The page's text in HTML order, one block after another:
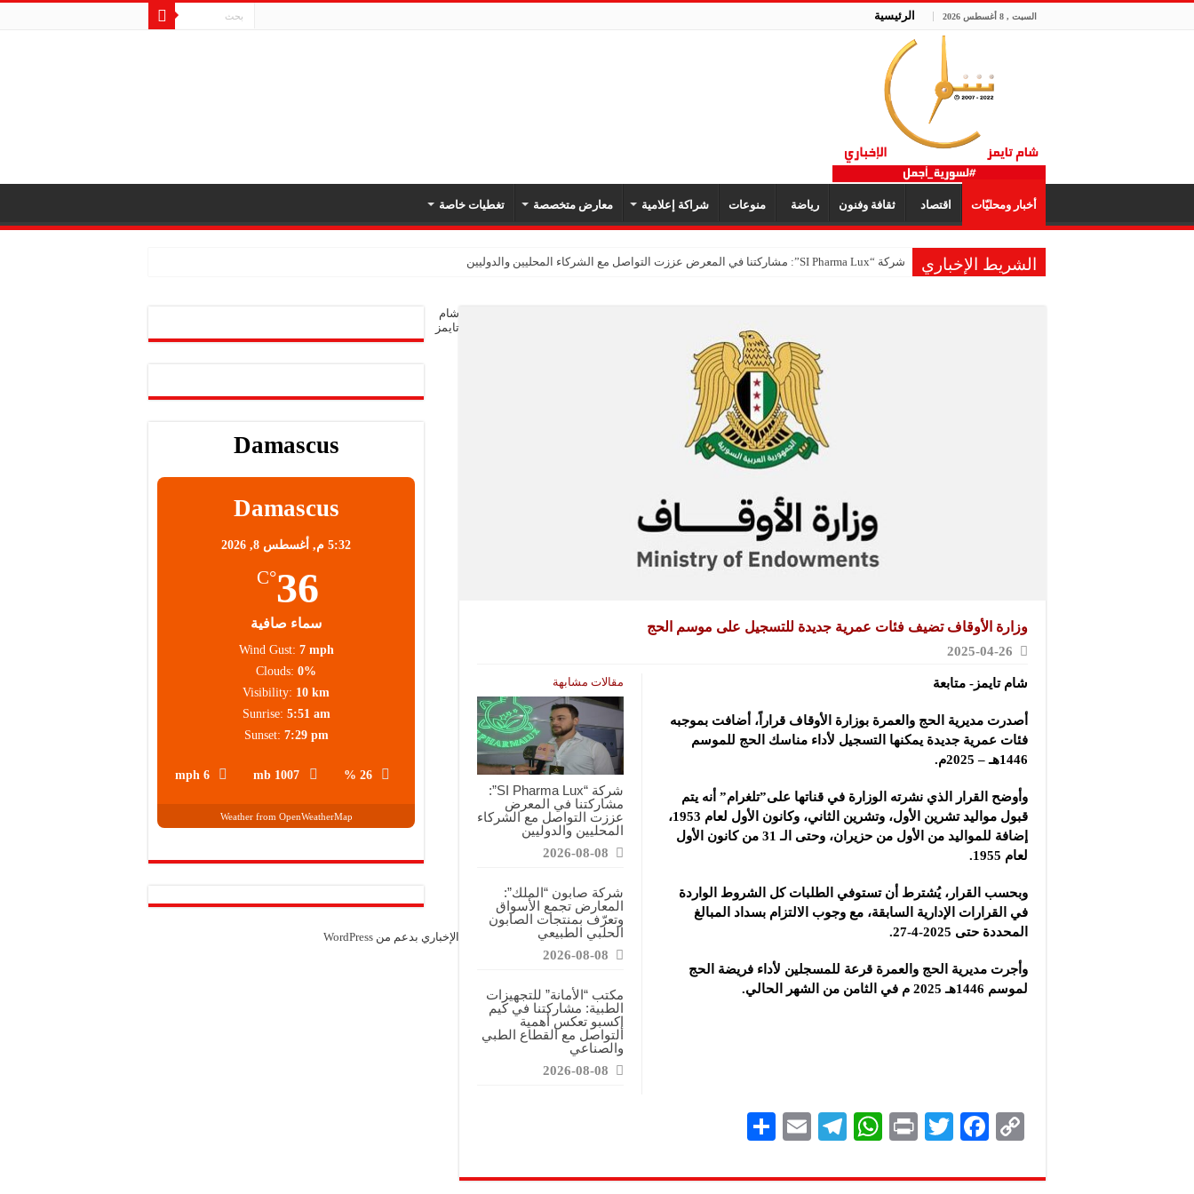
السبت , 8 أغسطس 2026 الرئيسية
أخبار ومحليّات اقتصاد ثقافة وفنون رياضة منوعات شراكة إعلامية معارض متخصصة تغطيات خاصة
الشريط الإخباري شركة “SI Pharma Lux”: مشاركتنا في المعرض عززت التواصل مع الشركاء المحليين والدوليين
وزارة الأوقاف تضيف فئات عمرية جديدة للتسجيل على موسم الحج ‏
2025-04-26
مقالات مشابهة
شركة “SI Pharma Lux”:
مشاركتنا في المعرض
عززت التواصل مع الشركاء
المحليين والدوليين
2026-08-08
شركة صابون “الملك”:
المعارض تجمع الأسواق
وتعرّف بمنتجات الصابون
الحلبي الطبيعي
2026-08-08
مكتب “الأمانة” للتجهيزات
الطبية: مشاركتنا في كيم
إكسبو تعكس أهمية
التواصل مع القطاع الطبي
والصناعي
2026-08-08
شام تايمز- متابعة
أصدرت مديرية الحج والعمرة بوزارة الأوقاف قراراً، أضافت بموجبه
فئات ‏عمرية جديدة يمكنها التسجيل لأداء مناسك الحج للموسم
1446هـ – 2025م.
‏وأوضح القرار الذي نشرته الوزارة في قناتها على”تلغرام” أنه يتم
قبول ‏مواليد تشرين الأول، وتشرين الثاني، وكانون الأول لعام 1953،
إضافة ‏للمواليد من الأول من حزيران، وحتى الـ 31 من كانون الأول
لعام 1955.
وبحسب القرار، يُشترط أن تستوفي الطلبات كل الشروط الواردة
في ‏القرارات الإدارية السابقة، مع وجوب الالتزام بسداد المبالغ
المحددة حتى ‌‏27-4-2025. ‏
وأجرت مديرية الحج والعمرة قرعة للمسجلين لأداء فريضة ‏الحج
‏لموسم 1446هـ 2025 م في الثامن من الشهر الحالي.‏
C
p
F
eb
T
tt
P
nt
W
at
Te
gr
E
ai
ar
Damascus
Damascus
5:32 م, أغسطس 8, 2026
36
°C
سماء صافية
26 %
1007 mb
6 mph
Wind Gust: 7 mph
Clouds: 0%
Visibility: 10 km
Sunrise: 5:51 am
Sunset: 7:29 pm
Weather from OpenWeatherMap
شام
تايمز
الإخباري بدعم من WordPress